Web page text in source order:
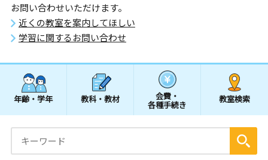
お問い合わせいただけます。
近くの教室を案内してほしい
学習に関するお問い合わせ
年齢・学年 教科・教材 会費・
各種手続き
教室検索